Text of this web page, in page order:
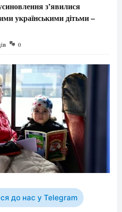
з’явилися
українськими дітьми –
0
до нас у Telegram